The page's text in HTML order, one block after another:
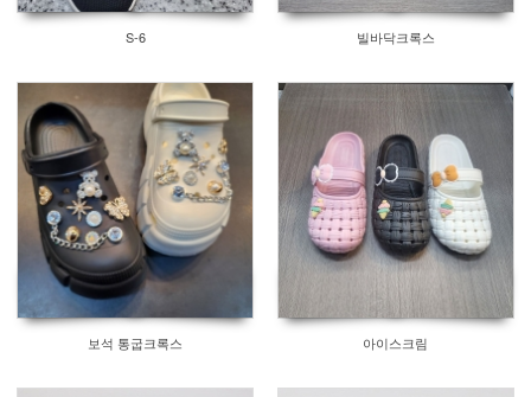
S-6 빌바닥크록스
보석 통굽크록스 아이스크림